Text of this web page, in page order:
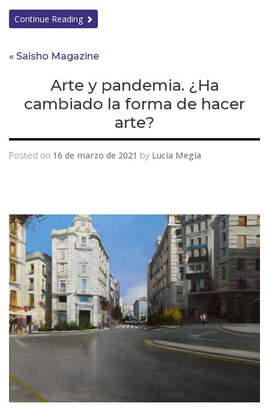
Continue Reading
« Saisho Magazine
Arte y pandemia. ¿Ha
cambiado la forma de hacer
arte?
Posted on 16 de marzo de 2021 by Lucía Megía